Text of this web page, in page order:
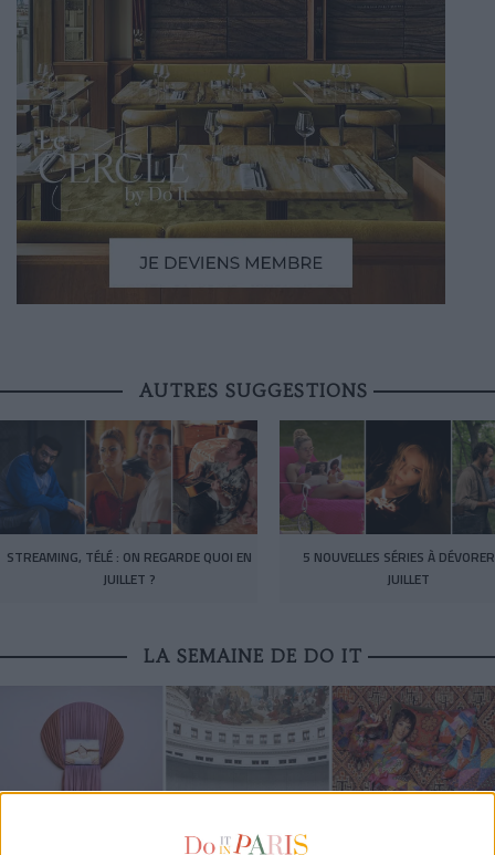
AUTRES SUGGESTIONS
STREAMING, TÉLÉ : ON REGARDE QUOI EN
JUILLET ?
5 NOUVELLES SÉRIES À
JUILLET
LA SEMAINE DE DO IT